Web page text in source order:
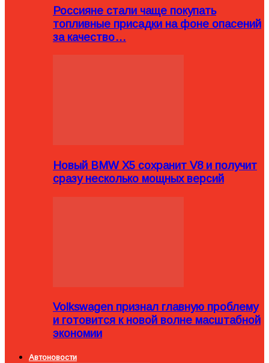
Россияне стали чаще покупать
топливные присадки на фоне опасений
за качество…
Новый BMW X5 сохранит V8 и получит
сразу несколько мощных версий
Volkswagen признал главную проблему
и готовится к новой волне масштабной
экономии
Автоновости